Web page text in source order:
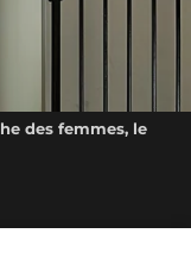
des femmes, le